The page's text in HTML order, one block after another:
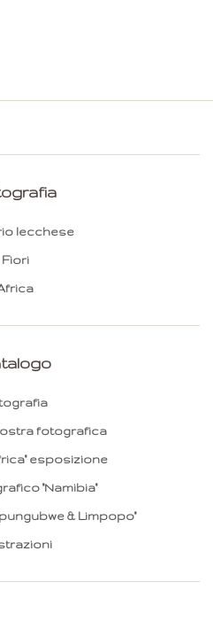
lecchese
Fiori
fotografica
esposizione
"Namibia"
& Limpopo"